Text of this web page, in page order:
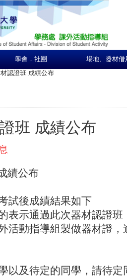
學會．社團 場地、器材借
認證班 成績公布
班 成績公布
績公布
試後成績結果如下
表示通過此次器材認證
活動指導組製做器材證，
以及待定的同學，請待